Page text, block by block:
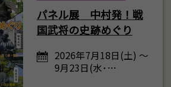
パネル展 中村発！戦
国武将の史跡めぐり
2026年7月18日(土) ～
9月23日(水･…